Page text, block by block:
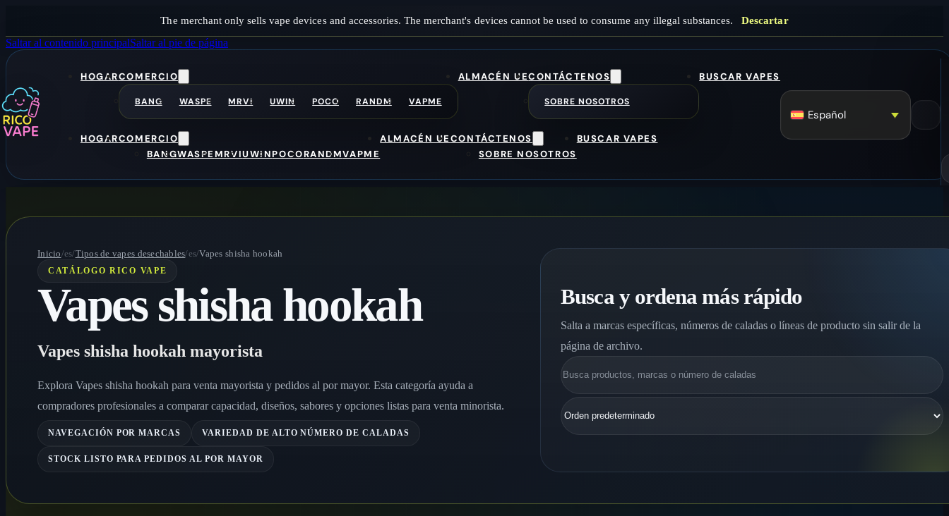
The merchant only sells vape devices and accessories. The merchant's devices cannot be used to consume any illegal substances. Descartar
Saltar al contenido principalSaltar al pie de página
HOGARCOMERCIO
BANG WASPE MRVI UWIN POCO RANDM VAPME
ALMACÉN UECONTÁCTENOS
SOBRE NOSOTROS
BUSCAR VAPES
HOGARCOMERCIO
BANGWASPEMRVIUWINPOCORANDMVAPME
ALMACÉN UECONTÁCTENOS
SOBRE NOSOTROS
BUSCAR VAPES
Español
Inicio/es/Tipos de vapes desechables/es/Vapes shisha hookah
CATÁLOGO RICO VAPE
Vapes shisha hookah
Vapes shisha hookah mayorista
Explora Vapes shisha hookah para venta mayorista y pedidos al por mayor. Esta categoría ayuda a
compradores profesionales a comparar capacidad, diseños, sabores y opciones listas para venta minorista.
NAVEGACIÓN POR MARCAS VARIEDAD DE ALTO NÚMERO DE CALADAS
STOCK LISTO PARA PEDIDOS AL POR MAYOR
Busca y ordena más rápido
Salta a marcas específicas, números de caladas o líneas de producto sin salir de la
página de archivo.
Buscar